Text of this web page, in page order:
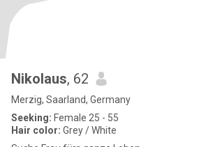
Nikolaus, 62
Merzig, Saarland, Germany
Seeking: Female 25 - 55
Hair color: Grey / White